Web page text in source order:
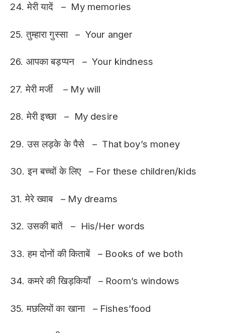
24. मेरी यादें – My memories
25. तुम्हारा गुस्सा – Your anger
26. आपका बड़प्पन – Your kindness
27. मेरी मर्जी – My will
28. मेरी इच्छा – My desire
29. उस लड़के के पैसे – That boy’s money
30. इन बच्चों के लिए – For these children/kids
31. मेरे ख्वाब – My dreams
32. उसकी बातें – His/Her words
33. हम दोनों की किताबें – Books of we both
34. कमरे की खिड़कियाँ – Room’s windows
35. मछलियों का खाना – Fishes’food